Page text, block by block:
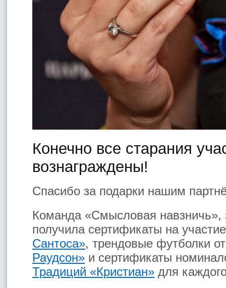
Конечно все старания
вознаграждены!
Спасибо за подарки нашим
Команда «Смысловая навзничь»,
получила сертификаты на
Сантоса», трендовые футболки
Раудсон» и сертификаты
Традиций «Кристиан» для